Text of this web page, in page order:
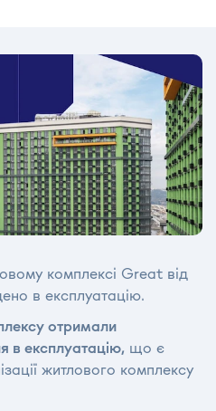
комплексі Great від
в експлуатацію.
отримали
в експлуатацію, що є
житлового комплексу